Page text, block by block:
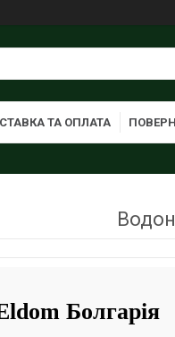
ТА ОПЛАТА
Болгарія